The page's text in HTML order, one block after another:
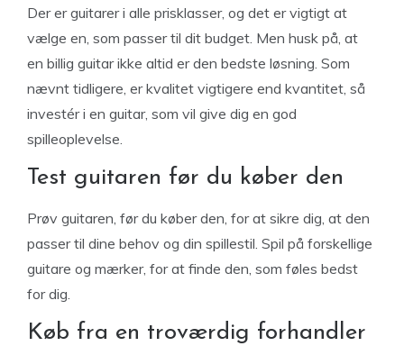
Der er guitarer i alle prisklasser, og det er vigtigt at
vælge en, som passer til dit budget. Men husk på, at
en billig guitar ikke altid er den bedste løsning. Som
nævnt tidligere, er kvalitet vigtigere end kvantitet, så
investér i en guitar, som vil give dig en god
spilleoplevelse.
Test guitaren før du køber den
Prøv guitaren, før du køber den, for at sikre dig, at den
passer til dine behov og din spillestil. Spil på forskellige
guitare og mærker, for at finde den, som føles bedst
for dig.
Køb fra en troværdig forhandler